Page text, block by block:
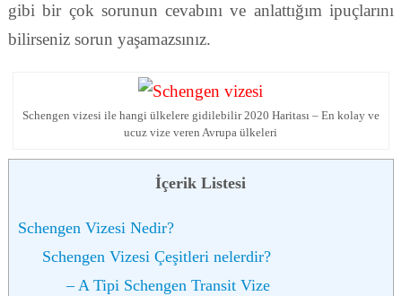
gibi bir çok sorunun cevabını ve anlattığım ipuçlarını
bilirseniz sorun yaşamazsınız.
Schengen vizesi ile hangi ülkelere gidilebilir 2020 Haritası – En kolay ve
ucuz vize veren Avrupa ülkeleri
İçerik Listesi
Schengen Vizesi Nedir?
Schengen Vizesi Çeşitleri nelerdir?
– A Tipi Schengen Transit Vize